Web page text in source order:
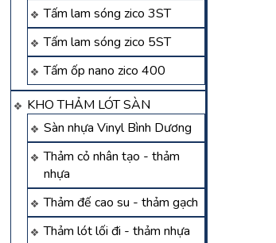
Tấm lam sóng zico 3ST
Tấm lam sóng zico 5ST
Tấm ốp nano zico 400
KHO THẢM LÓT SÀN
Sàn nhựa Vinyl Bình Dương
Thảm cỏ nhân tạo - thảm
nhựa
Thảm đế cao su - thảm gạch
Thảm lót lối đi - thảm nhựa